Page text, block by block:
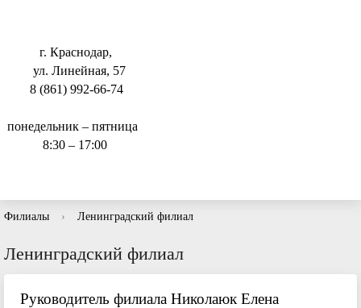
г. Краснодар,
ул. Линейная, 57
8 (861) 992-66-74
понедельник – пятница
8:30 – 17:00
Филиалы › Ленинградский филиал
Ленинградский филиал
Руководитель филиала Николаюк Елена